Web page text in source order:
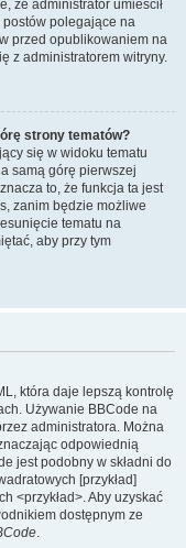
że administrator umieścił
polegające na
przed opublikowaniem na
z administratorem witryny.
strony tematów?
się w widoku tematu
samą górę pierwszej
to, że funkcja ta jest
zanim będzie możliwe
tematu na
aby przy tym
która daje lepszą kontrolę
Używanie BBCode na
administratora. Można
odpowiednią
jest podobny w składni do
[przykład]
<przykład>. Aby uzyskać
dostępnym ze
.